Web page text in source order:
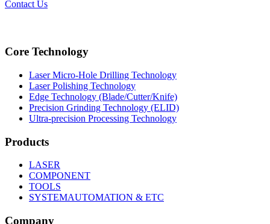
Contact Us
Core Technology
Laser Micro-Hole Drilling Technology
Laser Polishing Technology
Edge Technology (Blade/Cutter/Knife)
Precision Grinding Technology (ELID)
Ultra-precision Processing Technology
Products
LASER
COMPONENT
TOOLS
SYSTEMAUTOMATION & ETC
Company